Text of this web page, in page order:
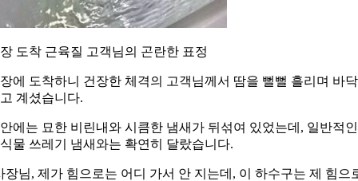
도착 근육질 고객님의 곤란한 표정
에 도착하니 건장한 체격의 고객님께서 땀을 뻘뻘 흘리며 바
계셨습니다.
에는 묘한 비린내와 시큼한 냄새가 뒤섞여 있었는데, 일반적인
물 쓰레기 냄새와는 확연히 달랐습니다.
장님, 제가 힘으로는 어디 가서 안 지는데, 이 하수구는 제 힘으